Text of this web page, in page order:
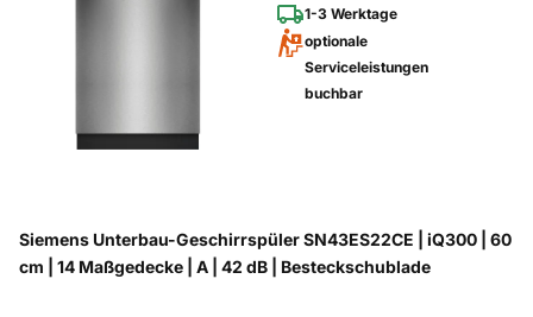
1-3 Werktage
optionale
Serviceleistungen
buchbar
Siemens Unterbau-Geschirrspüler SN43ES22CE | iQ300 | 60
cm | 14 Maßgedecke | A | 42 dB | Besteckschublade